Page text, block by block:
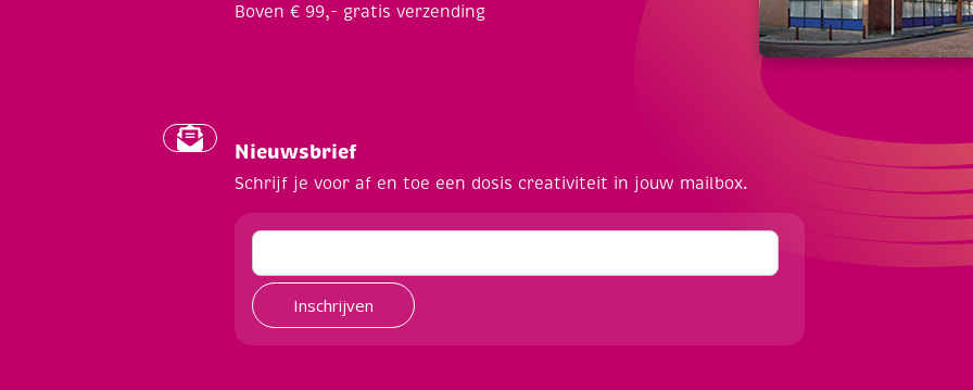
Boven € 99,- gratis verzending
Nieuwsbrief
Schrijf je voor af en toe een dosis creativiteit in jouw mailbox.
Inschrijven